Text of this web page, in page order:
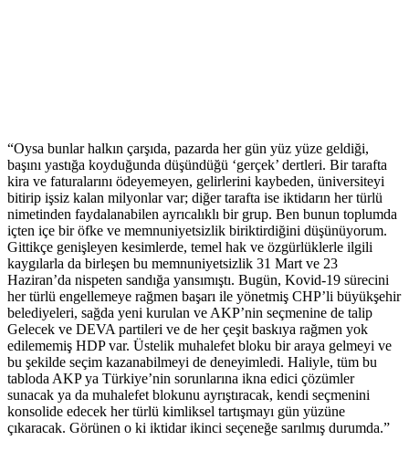
“Oysa bunlar halkın çarşıda, pazarda her gün yüz yüze geldiği,
başını yastığa koyduğunda düşündüğü ‘gerçek’ dertleri. Bir tarafta
kira ve faturalarını ödeyemeyen, gelirlerini kaybeden, üniversiteyi
bitirip işsiz kalan milyonlar var; diğer tarafta ise iktidarın her türlü
nimetinden faydalanabilen ayrıcalıklı bir grup. Ben bunun toplumda
içten içe bir öfke ve memnuniyetsizlik biriktirdiğini düşünüyorum.
Gittikçe genişleyen kesimlerde, temel hak ve özgürlüklerle ilgili
kaygılarla da birleşen bu memnuniyetsizlik 31 Mart ve 23
Haziran’da nispeten sandığa yansımıştı. Bugün, Kovid-19 sürecini
her türlü engellemeye rağmen başarı ile yönetmiş CHP’li büyükşehir
belediyeleri, sağda yeni kurulan ve AKP’nin seçmenine de talip
Gelecek ve DEVA partileri ve de her çeşit baskıya rağmen yok
edilememiş HDP var. Üstelik muhalefet bloku bir araya gelmeyi ve
bu şekilde seçim kazanabilmeyi de deneyimledi. Haliyle, tüm bu
tabloda AKP ya Türkiye’nin sorunlarına ikna edici çözümler
sunacak ya da muhalefet blokunu ayrıştıracak, kendi seçmenini
konsolide edecek her türlü kimliksel tartışmayı gün yüzüne
çıkaracak. Görünen o ki iktidar ikinci seçeneğe sarılmış durumda.”